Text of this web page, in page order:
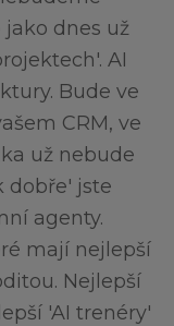
dnes už
AI
Bude ve
CRM, ve
už nebude
dobře' jste
agenty.
mají nejlepší
Nejlepší
'AI trenéry'